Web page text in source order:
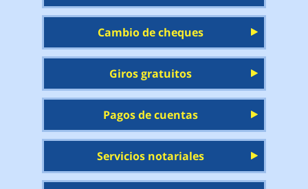
Cambio de cheques
Giros gratuitos
Pagos de cuentas
Servicios notariales